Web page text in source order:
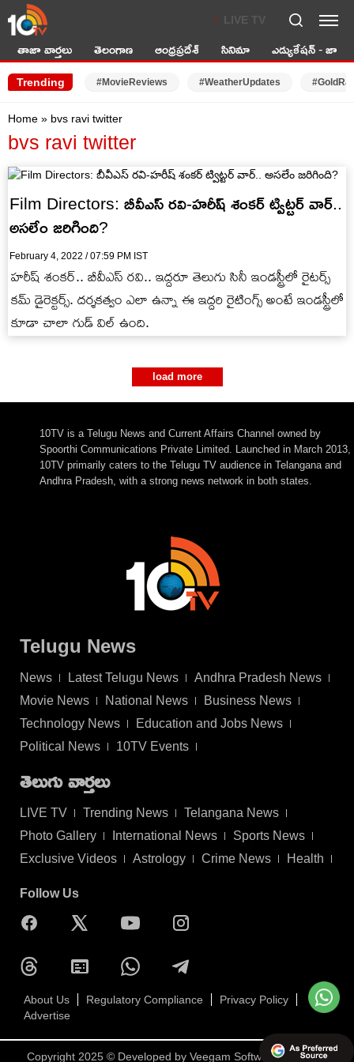
LIVE TV
తాజా వార్తలు తెలంగాణ ఆంధ్రప్రదేశ్ సినిమా ఎడ్యుకేషన్ - జాబ్స్
Trending #MovieReviews #WeatherUpdates
Home » bvs ravi twitter
bvs ravi twitter
Film Directors: బీవీఎస్ రవి-హరీష్ శంకర్ ట్విట్టర్ వార్..
అసలేం జరిగింది?
February 4, 2022 / 07:59 PM IST
హరీష్ శంకర్.. బీవీఎస్ రవి.. ఇద్దరూ తెలుగు సినీ ఇండస్ట్రీలో రైటర్స్
కమ్ డైరెక్టర్స్. దర్శకత్వం ఎలా ఉన్నా ఈ ఇద్దరి రైటింగ్స్ అంటే ఇండస్ట్రీలో
కూడా చాలా గుడ్ విల్ ఉంది.
load more
10TV is a Telugu News and Current Affairs Channel owned by
Spoorthi Communications Private Limited. Launched in March 2013,
10TV primarily caters to the Telugu TV audience in Telangana and
Andhra Pradesh, with a strong news network in both states.
Telugu News
News Latest Telugu News
Andhra Pradesh News
Movie News
National News
Business News
Technology News
Education and Jobs News
Political News
10TV Events
తెలుగు వార్తలు
LIVE TV Trending News
Telangana News
Photo Gallery
International News
Sports News
Exclusive Videos
Astrology Crime News Health
Follow Us
About Us Regulatory Compliance
Privacy Policy
Advertise
Copyright 2025 © Developed by Veegam Software Pvt Ltd.